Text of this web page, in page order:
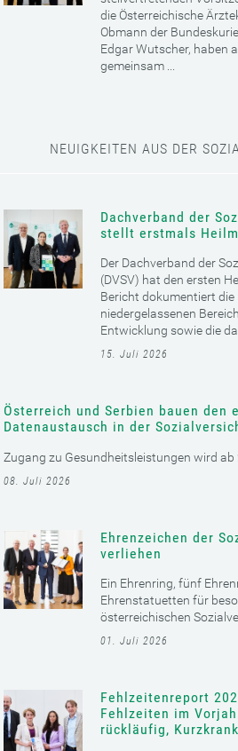
die Österreichische
Obmann der
Edgar Wutscher, haben
gemeinsam ...
NEUIGKEITEN AUS DER
Dachverband der
stellt erstmals
Der Dachverband der
(DVSV) hat den ersten
Bericht dokumentiert
niedergelassenen
Entwicklung sowie die
15. Juli 2026
Österreich und Serbien bauen den
Datenaustausch in der
Zugang zu Gesundheitsleistungen wird ab
08. Juli 2026
Ehrenzeichen der
verliehen
Ein Ehrenring, fünf
Ehrenstatuetten für
österreichischen
01. Juli 2026
Fehlzeitenreport
Fehlzeiten im
rückläufig,